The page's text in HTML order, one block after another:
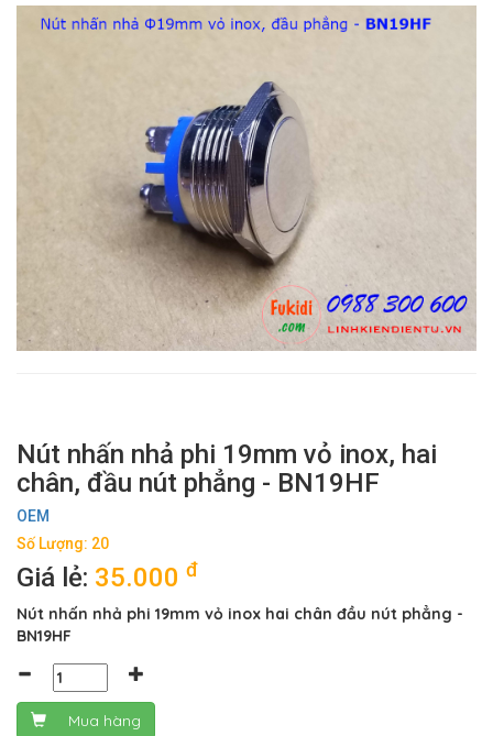
Nút nhấn nhả phi 19mm vỏ inox, hai
chân, đầu nút phẳng - BN19HF
OEM
Số Lượng: 20
Giá lẻ: 35.000 đ
Nút nhấn nhả phi 19mm vỏ inox hai chân đầu nút phẳng -
BN19HF
Mua hàng